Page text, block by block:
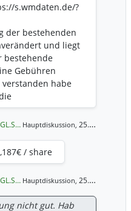
s.wmdaten.de/?
der bestehenden
und liegt
bestehende
Gebühren
habe
Aktienklasse".
uns, die schon
selbst gar nicht
Aktienklassen"
da die Aufteilung
Hauptdiskussion, 25.03.2026 10:03 Uhr
/ share
Hauptdiskussion, 25.03.2026 10:01 Uhr
nicht gut. Hab